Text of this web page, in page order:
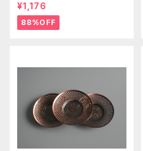
¥1,176
88%OFF